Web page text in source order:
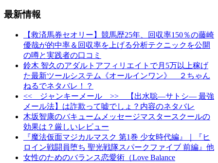
最新情報
【救済馬券セオリー】競馬歴25年、回収率150％の藤崎
優哉が的中率＆回収率を上げる分析テクニックを公開
の噂と実践者の口コミ
鈴木 智久のアダルトアフィリエイトで月5万以上稼げ
た最新ツールシステム《オールインワン》 ２ちゃん
ねるでネタバレ！？
<< ジャンキーメール >> 【出水聡―サトシ― 最強
メール法】は詐欺って嘘でしょ？内容のネタバレ
木坂智康のバキュームメッセージマスタースクールの
効果は？厳しいレビュー
『魔法仮面マジカルマスク 第1巻 少女時代編』｜『ヒ
ロイン戦闘員堕ち 聖光戦隊スパークファイブ 前編』他
女性のためのバランス恋愛術（Love Balance